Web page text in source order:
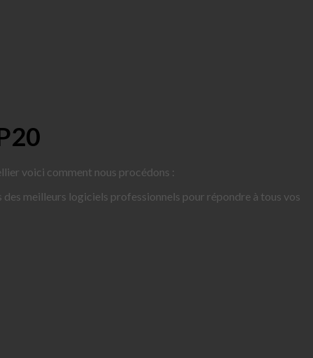
voici comment nous procédons :
meilleurs logiciels professionnels pour répondre à tous vos